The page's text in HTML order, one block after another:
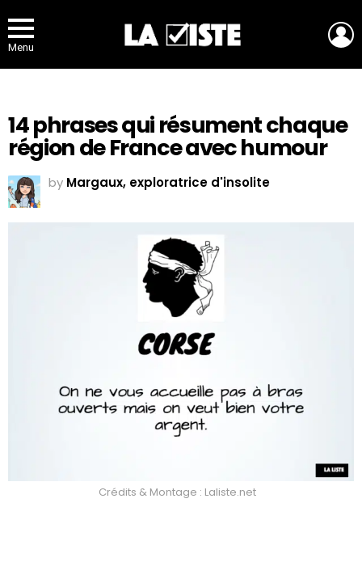
Menu
14 phrases qui résument chaque
région de France avec humour
by Margaux, exploratrice d'insolite
Crédits & Montage : Laliste.net